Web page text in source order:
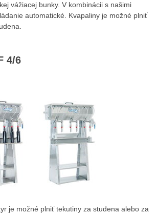
vážiacej bunky. V kombinácii s našimi
automatické. Kvapaliny je možné plniť
4/6
je možné plniť tekutiny za studena alebo za